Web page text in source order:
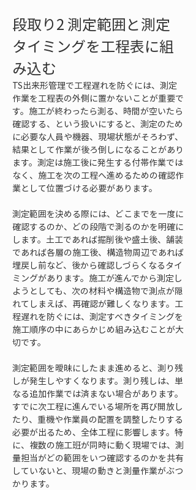
段取り2 測定範囲と測定
タイミングを工程表に組
み込む
TS出来形管理で工程遅れを防ぐには、測定
作業を工程表の外側に置かないことが重要で
す。施工が終わったら測る、時間が空いたら
確認する、という扱いにすると、測定のため
に必要な人員や機器、現場状態がそろわず、
結果として作業が後ろ倒しになることがあり
ます。測定は施工後に発生する付帯作業では
なく、施工を次の工程へ進めるための確認作
業として位置づける必要があります。
測定範囲を決める際には、どこまでを一度に
確認するのか、どの段階で測るのかを明確に
します。土工であれば掘削後や盛土後、舗装
であれば各層の施工後、構造物周辺であれば
埋戻し前など、後から確認しづらくなるタイ
ミングがあります。施工が進んでから測定し
ようとしても、次の材料や構造物で測点が隠
れてしまえば、再確認が難しくなります。工
程遅れを防ぐには、測定すべきタイミングを
施工順序の中にあらかじめ組み込むことが大
切です。
測定範囲を曖昧にしたまま進めると、測り残
しが発生しやすくなります。測り残しは、単
なる追加作業では済まない場合があります。
すでに次工程に進んでいる場所を再び開放し
たり、重機や作業員の配置を調整したりする
必要が出るため、全体工程に影響します。特
に、複数の施工班が同時に動く現場では、測
量担当がどの範囲をいつ確認するのかを共有
していないと、現場の動きと測量作業がぶつ
かります。